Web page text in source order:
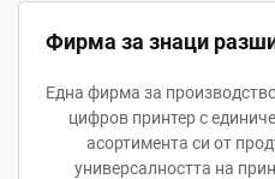
Фирма за знаци
Една фирма за
цифров принтер с
асортимента си от
универсалността на